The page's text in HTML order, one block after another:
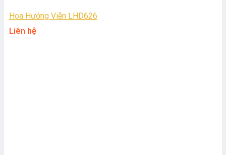
Hoa Hướng Viễn LHD626
Liên hệ